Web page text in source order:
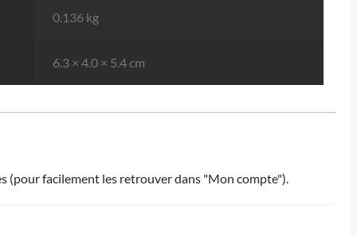
0.136 kg
6.3 × 4.0 × 5.4 cm
(pour facilement les retrouver dans "Mon compte").